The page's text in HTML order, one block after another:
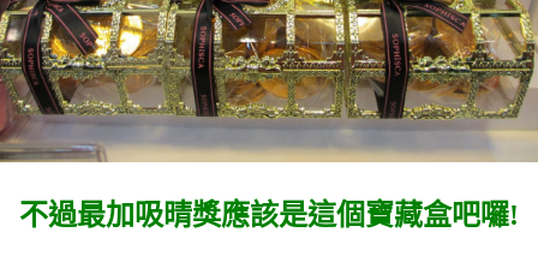
不過最加吸晴獎應該是這個寶藏盒吧囉!